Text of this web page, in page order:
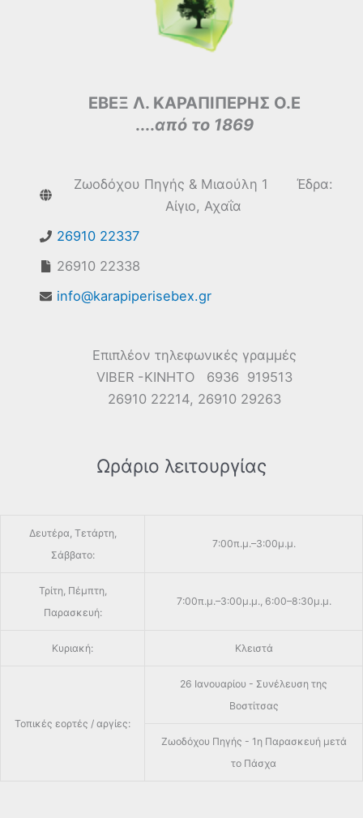
ΕΒΕΞ Λ. ΚΑΡΑΠΙΠΕΡΗΣ Ο.Ε
....από το 1869
Ζωοδόχου Πηγής & Μιαούλη 1 Έδρα:
Αίγιο, Αχαΐα
26910 22337
26910 22338
info@karapiperisebex.gr
Επιπλέον τηλεφωνικές γραμμές
VIBER -ΚΙΝΗΤΟ 6936 919513
26910 22214, 26910 29263
Ωράριο λειτουργίας
Δευτέρα, Τετάρτη,
Σάββατο:
7:00π.μ.–3:00μ.μ.
Τρίτη, Πέμπτη,
Παρασκευή:
7:00π.μ.–3:00μ.μ., 6:00–8:30μ.μ.
Κυριακή: Κλειστά
Τοπικές εορτές / αργίες:
26 Ιανουαρίου - Συνέλευση της
Βοστίτσας
Ζωοδόχου Πηγής - 1η Παρασκευή μετά
το Πάσχα